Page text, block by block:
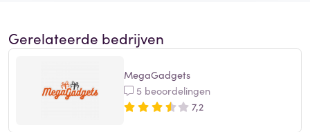
Gerelateerde bedrijven
MegaGadgets
5 beoordelingen
7,2